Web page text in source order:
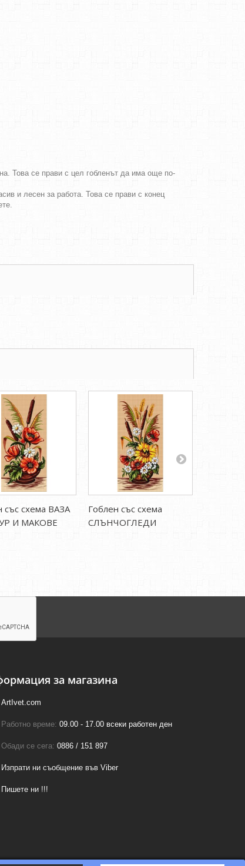
Това се прави с цел гобленът да има още по-
и лесен за работа. Това се прави с конец
със схема ВАЗА
И МАКОВЕ
Гоблен със схема
СЛЪНЧОГЛЕДИ
за магазина
ArtIvet.com
Работно време: 09.00 - 17.00 всеки работен ден
Обади се сега: 0886 / 151 897
Изпрати ни съобщение във Viber
Пишете ни !!!